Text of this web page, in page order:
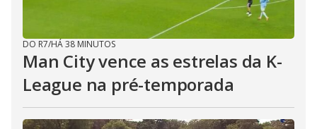
DO R7/HÁ 38 MINUTOS
Man City vence as estrelas da K-
League na pré-temporada